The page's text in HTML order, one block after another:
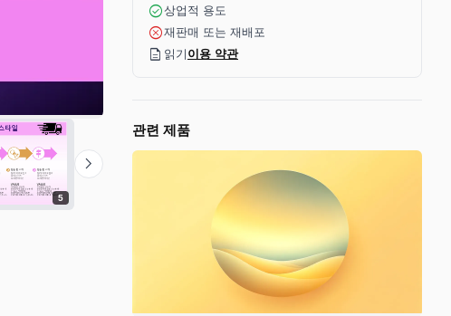
5
chevron_right
check_circle상업적 용도
cancel재판매 또는 재배포
description 읽기 이용 약관
관련 제품